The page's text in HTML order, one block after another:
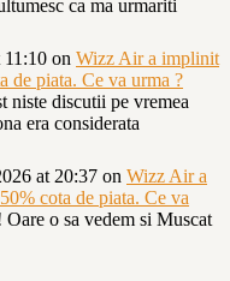
ca ma urmariti
on Wizz Air a implinit
de piata. Ce va urma ?
niste discutii pe vremea
era considerata
at 20:37 on Wizz Air a
cota de piata. Ce va
o sa vedem si Muscat